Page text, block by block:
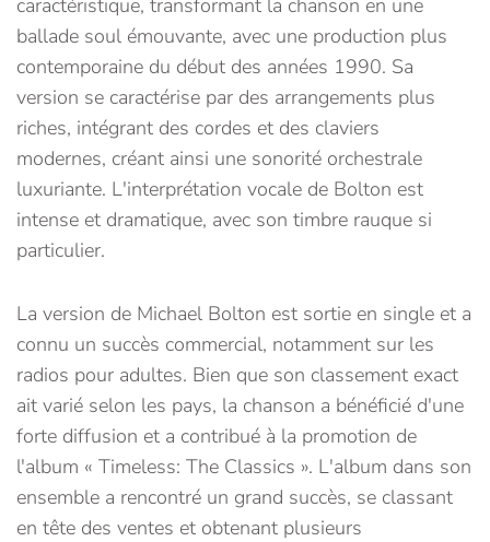
ballade soul émouvante, avec une production plus
contemporaine du début des années 1990. Sa
version se caractérise par des arrangements plus
riches, intégrant des cordes et des claviers
modernes, créant ainsi une sonorité orchestrale
luxuriante. L'interprétation vocale de Bolton est
intense et dramatique, avec son timbre rauque si
particulier.
La version de Michael Bolton est sortie en single et a
connu un succès commercial, notamment sur les
radios pour adultes. Bien que son classement exact
ait varié selon les pays, la chanson a bénéficié d'une
forte diffusion et a contribué à la promotion de
l'album « Timeless: The Classics ». L'album dans son
ensemble a rencontré un grand succès, se classant
en tête des ventes et obtenant plusieurs